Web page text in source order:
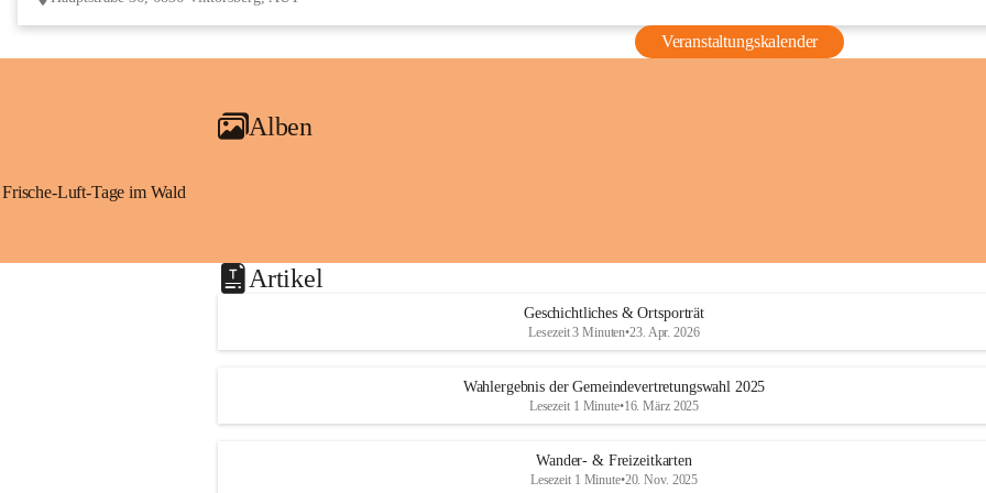
Veranstaltungskalender
Alben
Frische-Luft-Tage im Wald
Artikel
Geschichtliches & Ortsporträt
Lesezeit 3 Minuten•23. Apr. 2026
Wahlergebnis der Gemeindevertretungswahl 2025
Lesezeit 1 Minute•16. März 2025
Wander- & Freizeitkarten
Lesezeit 1 Minute•20. Nov. 2025